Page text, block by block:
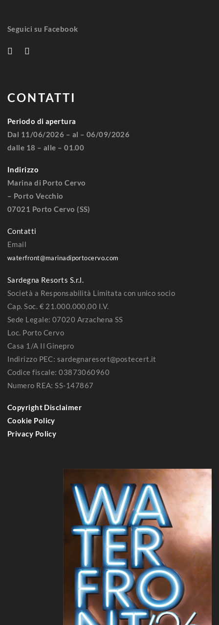
Seguici su Facebook
CONTATTI
Periodo di apertura
Dal 11/06/2026 – al – 06/09/2026
dalle 18 – alle – 01.00
Indirizzo
Marina di Porto Cervo
– Porto Vecchio
07021 Porto Cervo (SS)
Contatti
Email
waterfront@marinadiportocervo.com
Sardegna Resorts S.r.l.
Società a Responsabilità Limitata con unico socio
Cap. Soc. € 21.000.000,00 I.V.
Sede Legale: 07020 Arzachena SS
Loc. Porto Cervo
Casa 1/A Il Ginepro
Indirizzo PEC: sardegnaresort@postecert.it
Codice fiscale: 03873060960
Numero REA: SS-147867
Copyright Disclaimer
Cookie Policy
Privacy Policy